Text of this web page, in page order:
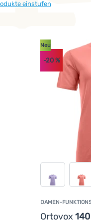
einstufen
dass ihre
DAMEN-
Ortovox
Neu
-20%